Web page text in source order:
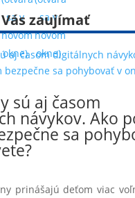
sa v
novom
okne)
sa v
novom
okne)
zaujímať
sú aj časom
návykov. Ako
sa
prinášajú deťom viac